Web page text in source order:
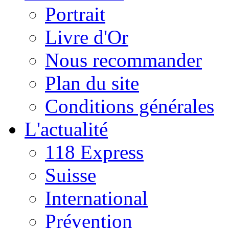
Portrait
Livre d'Or
Nous recommander
Plan du site
Conditions générales
L'actualité
118 Express
Suisse
International
Prévention